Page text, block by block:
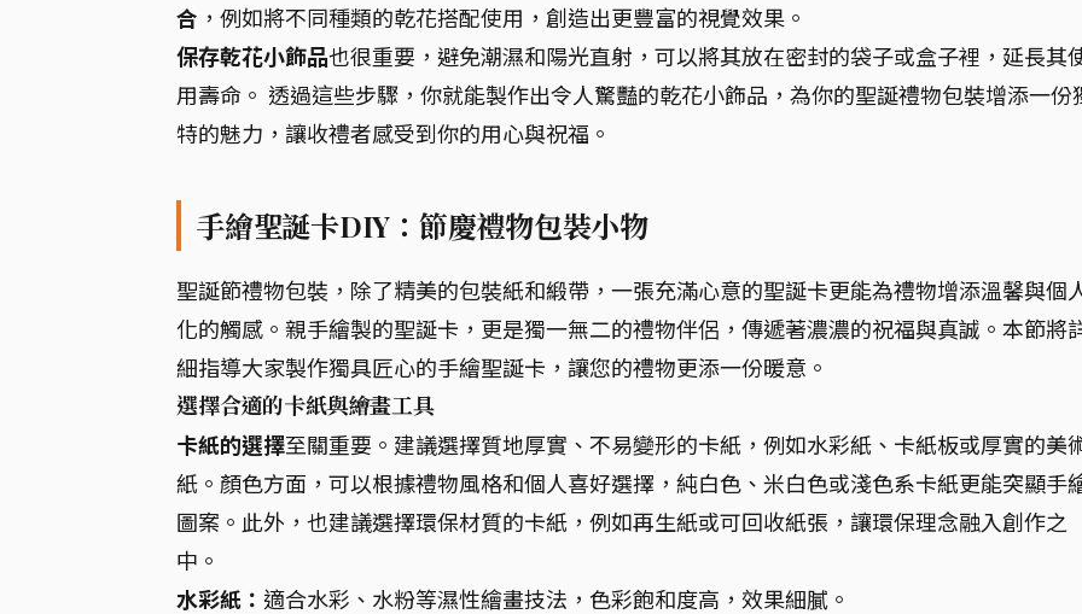
合 ，例如將不同種類的乾花搭配使用，創造出更豐富的視覺效果。
保存乾花小飾品也很重要，避免潮濕和陽光直射，可以將其放在密封的袋子或盒子裡，延長其
用壽命。 透過這些步驟，你就能製作出令人驚豔的乾花小飾品，為你的聖誕禮物包裝增添一份
特的魅力，讓收禮者感受到你的用心與祝福。
手繪聖誕卡DIY：節慶禮物包裝小物
聖誕節禮物包裝，除了精美的包裝紙和緞帶，一張充滿心意的聖誕卡更能為禮物增添溫馨與個
化的觸感。親手繪製的聖誕卡，更是獨一無二的禮物伴侶，傳遞著濃濃的祝福與真誠。本節將
細指導大家製作獨具匠心的手繪聖誕卡，讓您的禮物更添一份暖意。
選擇合適的卡紙與繪畫工具
卡紙的選擇至關重要。建議選擇質地厚實、不易變形的卡紙，例如水彩紙、卡紙板或厚實的美
紙。顏色方面，可以根據禮物風格和個人喜好選擇，純白色、米白色或淺色系卡紙更能突顯手
圖案。此外，也建議選擇環保材質的卡紙，例如再生紙或可回收紙張，讓環保理念融入創作之
中。
水彩紙： 適合水彩、水粉等濕性繪畫技法，色彩飽和度高，效果細膩。